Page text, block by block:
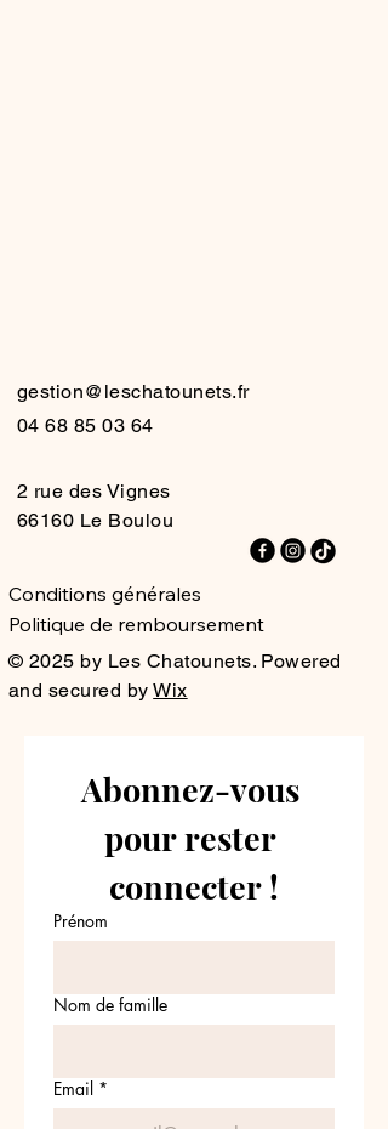
gestion@leschatounets.fr
04 68 85 03 64
2 rue des Vignes
66160 Le Boulou
Conditions générales
Politique de remboursement
© 2025 by Les Chatounets. Powered
and secured by Wix
Abonnez-vous
pour rester
connecter !
Prénom
Nom de famille
Email *